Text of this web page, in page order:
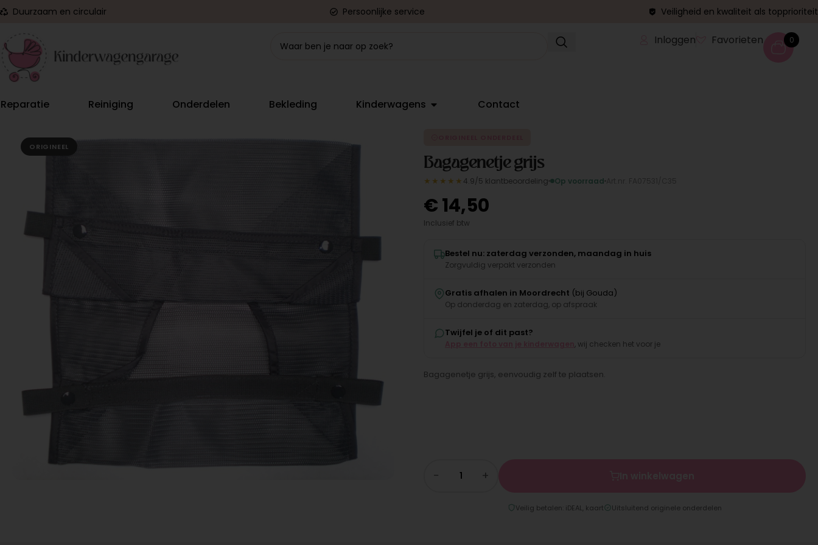
Duurzaam en circulair Persoonlijke service Veiligheid en kwaliteit als topprioriteit
Inloggen Favorieten 0
Reparatie Reiniging Onderdelen Bekleding Kinderwagens Contact
ORIGINEEL
Bagagenetje grijs
★★★★★ 4.9/5 klantbeoordeling Op voorraad
€14,50
Inclusief btw
Bestel nu: zaterdag verzonden, maandag in huis
Zorgvuldig verpakt verzonden
Gratis afhalen in Moordrecht (bij Gouda)
Op donderdag en zaterdag, op afspraak
Twijfel je of dit past?
, wij checken het voor je
Bagagenetje grijs, eenvoudig zelf te plaatsen.
− +
Veilig betalen: iDEAL, kaart Uitsluitend originele onderdelen